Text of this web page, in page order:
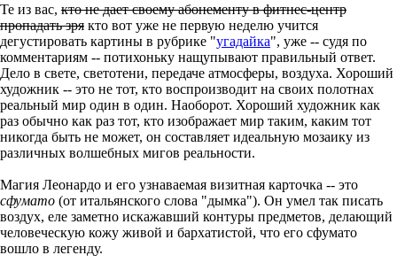
Те из вас, кто не дает своему абонементу в фитнес-центр
пропадать зря кто вот уже не первую неделю учится
дегустировать картины в рубрике "угадайка", уже -- судя по
комментариям -- потихоньку нащупывают правильный ответ.
Дело в свете, светотени, передаче атмосферы, воздуха. Хороший
художник -- это не тот, кто воспроизводит на своих полотнах
реальный мир один в один. Наоборот. Хороший художник как
раз обычно как раз тот, кто изображает мир таким, каким тот
никогда быть не может, он составляет идеальную мозаику из
различных волшебных мигов реальности.
Магия Леонардо и его узнаваемая визитная карточка -- это
сфумато (от итальянского слова "дымка"). Он умел так писать
воздух, еле заметно искажавший контуры предметов, делающий
человеческую кожу живой и бархатистой, что его сфумато
вошло в легенду.